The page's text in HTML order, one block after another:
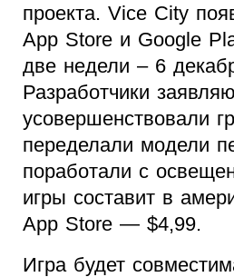
проекта. Vice City
App Store и Google
две недели – 6
Разработчики
усовершенствовали
переделали модели
поработали с
игры составит в
App Store — $4,99.
Игра будет